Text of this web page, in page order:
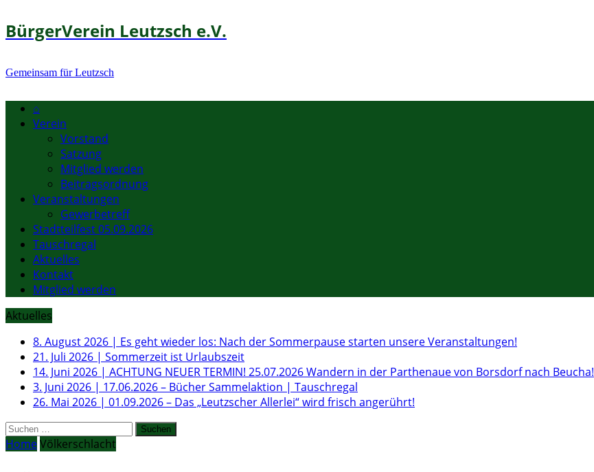
BürgerVerein Leutzsch e.V.
Gemeinsam für Leutzsch
⌂
Verein
Vorstand
Satzung
Mitglied werden
Beitragsordnung
Veranstaltungen
Gewerbetreff
Stadtteilfest 05.09.2026
Tauschregal
Aktuelles
Kontakt
Mitglied werden
Aktuelles
8. August 2026 | Es geht wieder los: Nach der Sommerpause starten unsere Veranstaltungen!
21. Juli 2026 | Sommerzeit ist Urlaubszeit
14. Juni 2026 | ACHTUNG NEUER TERMIN! 25.07.2026 Wandern in der Parthenaue von Borsdorf nach Beucha!
3. Juni 2026 | 17.06.2026 – Bücher Sammelaktion | Tauschregal
26. Mai 2026 | 01.09.2026 – Das „Leutzscher Allerlei“ wird frisch angerührt!
Suchen
nach:
HomeVölkerschlacht